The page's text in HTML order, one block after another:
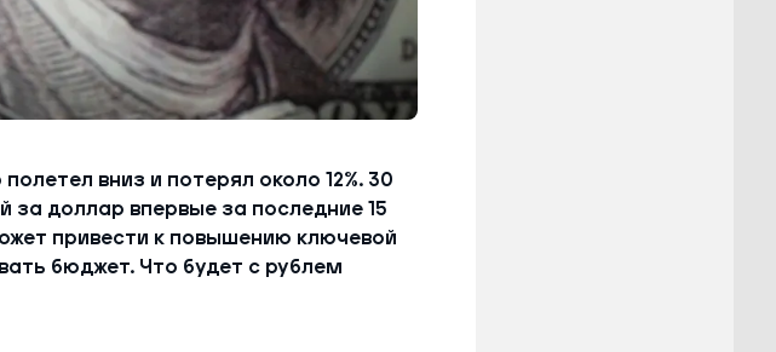
вниз и потерял около 12%. 30
за доллар впервые за последние 15
привести к повышению ключевой
бюджет. Что будет с рублем